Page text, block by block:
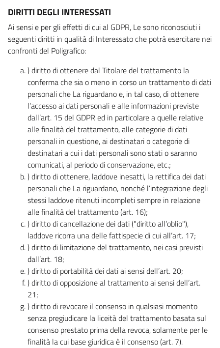
DIRITTI DEGLI INTERESSATI
Ai sensi e per gli effetti di cui al GDPR, Le sono riconosciuti i
seguenti diritti in qualità di Interessato che potrà esercitare nei
confronti del Poligrafico:
) diritto di ottenere dal Titolare del trattamento la
conferma che sia o meno in corso un trattamento di dati
personali che La riguardano e, in tal caso, di ottenere
l’accesso ai dati personali e alle informazioni previste
dall’art. 15 del GDPR ed in particolare a quelle relative
alle finalità del trattamento, alle categorie di dati
personali in questione, ai destinatari o categorie di
destinatari a cui i dati personali sono stati o saranno
comunicati, al periodo di conservazione, etc.;
) diritto di ottenere, laddove inesatti, la rettifica dei dati
personali che La riguardano, nonché l’integrazione degli
stessi laddove ritenuti incompleti sempre in relazione
alle finalità del trattamento (art. 16);
) diritto di cancellazione dei dati ("diritto all’oblio"),
laddove ricorra una delle fattispecie di cui all’art. 17;
) diritto di limitazione del trattamento, nei casi previsti
dall’art. 18;
) diritto di portabilità dei dati ai sensi dell’art. 20;
) diritto di opposizione al trattamento ai sensi dell’art.
21;
) diritto di revocare il consenso in qualsiasi momento
senza pregiudicare la liceità del trattamento basata sul
consenso prestato prima della revoca, solamente per le
finalità la cui base giuridica è il consenso (art. 7).